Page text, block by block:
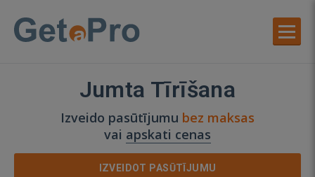
Jumta Tīrīšana
Izveido pasūtījumu bez maksas
vai apskati cenas
IZVEIDOT PASŪTĪJUMU